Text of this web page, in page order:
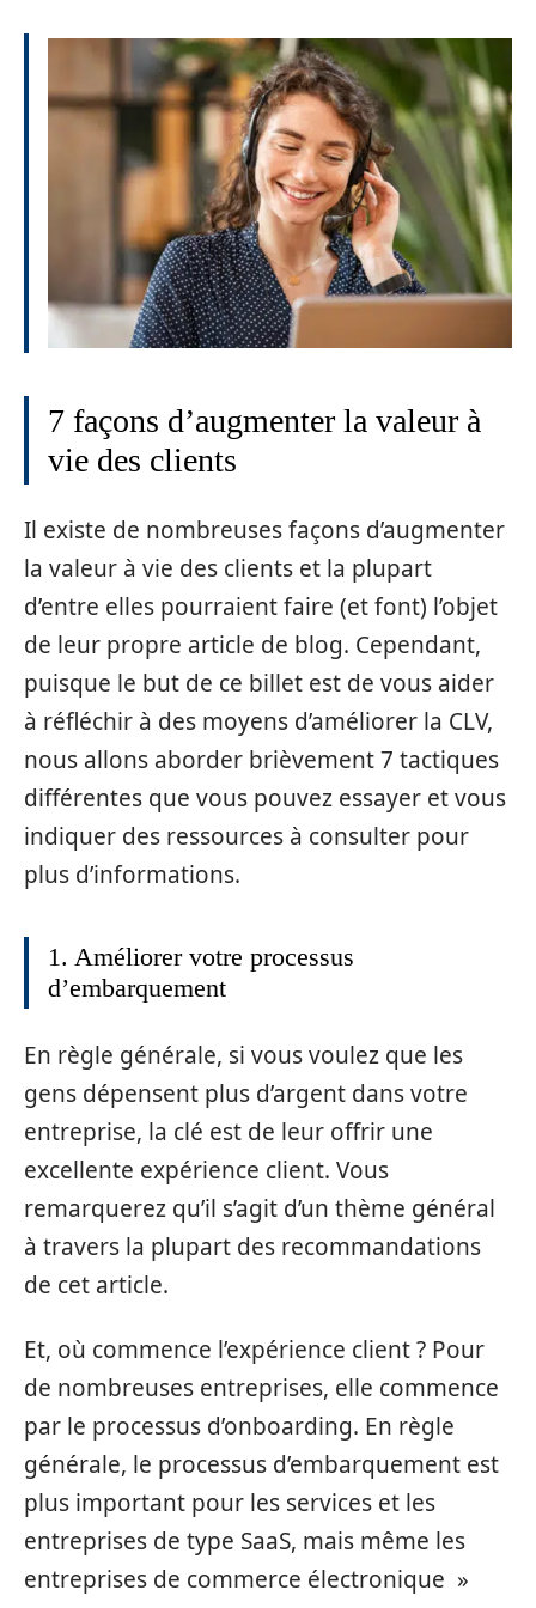
7 façons d’augmenter la valeur à
vie des clients
Il existe de nombreuses façons d’augmenter
la valeur à vie des clients et la plupart
d’entre elles pourraient faire (et font) l’objet
de leur propre article de blog. Cependant,
puisque le but de ce billet est de vous aider
à réfléchir à des moyens d’améliorer la CLV,
nous allons aborder brièvement 7 tactiques
différentes que vous pouvez essayer et vous
indiquer des ressources à consulter pour
plus d’informations.
1. Améliorer votre processus
d’embarquement
En règle générale, si vous voulez que les
gens dépensent plus d’argent dans votre
entreprise, la clé est de leur offrir une
excellente expérience client. Vous
remarquerez qu’il s’agit d’un thème général
à travers la plupart des recommandations
de cet article.
Et, où commence l’expérience client ? Pour
de nombreuses entreprises, elle commence
par le processus d’onboarding. En règle
générale, le processus d’embarquement est
plus important pour les services et les
entreprises de type SaaS, mais même les
entreprises de commerce électronique »